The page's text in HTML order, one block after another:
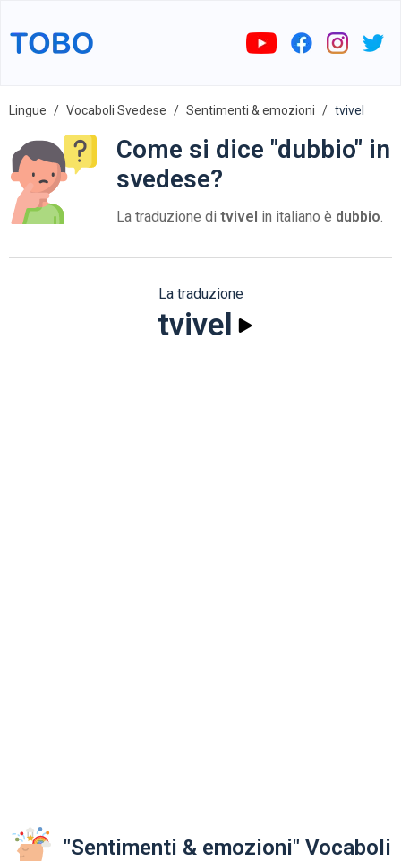
Lingue Vocaboli Svedese Sentimenti & emozioni tvivel
Come si dice "dubbio" in
svedese?
La traduzione di tvivel in italiano è dubbio.
La traduzione
tvivel
"Sentimenti & emozioni" Vocaboli